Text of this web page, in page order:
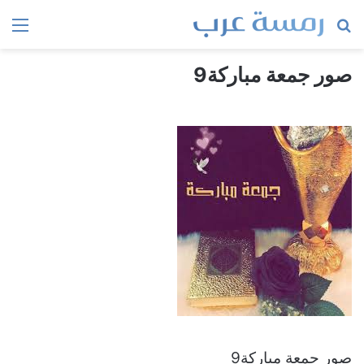
بحث
صور جمعة مباركة9
صور جمعة مباركة9